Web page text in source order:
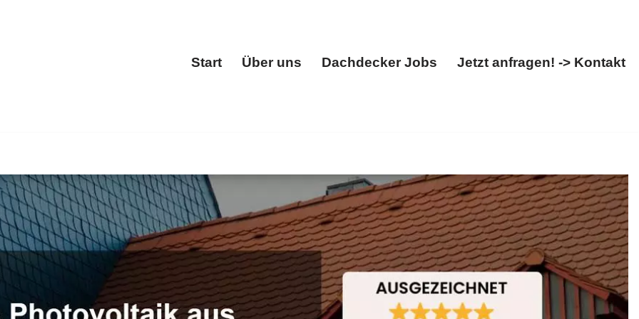
Start Über uns Dachdecker Jobs Jetzt anfragen! -> Kontakt
✓Dachgauben, Dachfenster, Dacheindeckung, Dachstuhl. ✓Dacheindeckung, ✓Dachfenster, ✓Dachdecker,
für Obertshausen. Besuchen Sie uns ✉.